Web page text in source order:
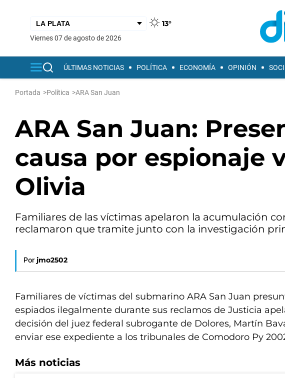
13°
viernes 07 de agosto de 2026
ÚLTIMAS NOTICIAS POLÍTICA ECONOMÍA OPINIÓN
Portada >Política >ARA San Juan
ARA San Juan:
causa por espionaje
Olivia
Familiares de las víctimas apelaron la acumulación
reclamaron que tramite junto con la investigación
Por jmo2502
Familiares de víctimas del submarino ARA San Juan
espiados ilegalmente durante sus reclamos de Justicia
decisión del juez federal subrogante de Dolores, Martín
enviar ese expediente a los tribunales de Comodoro Py
Más noticias